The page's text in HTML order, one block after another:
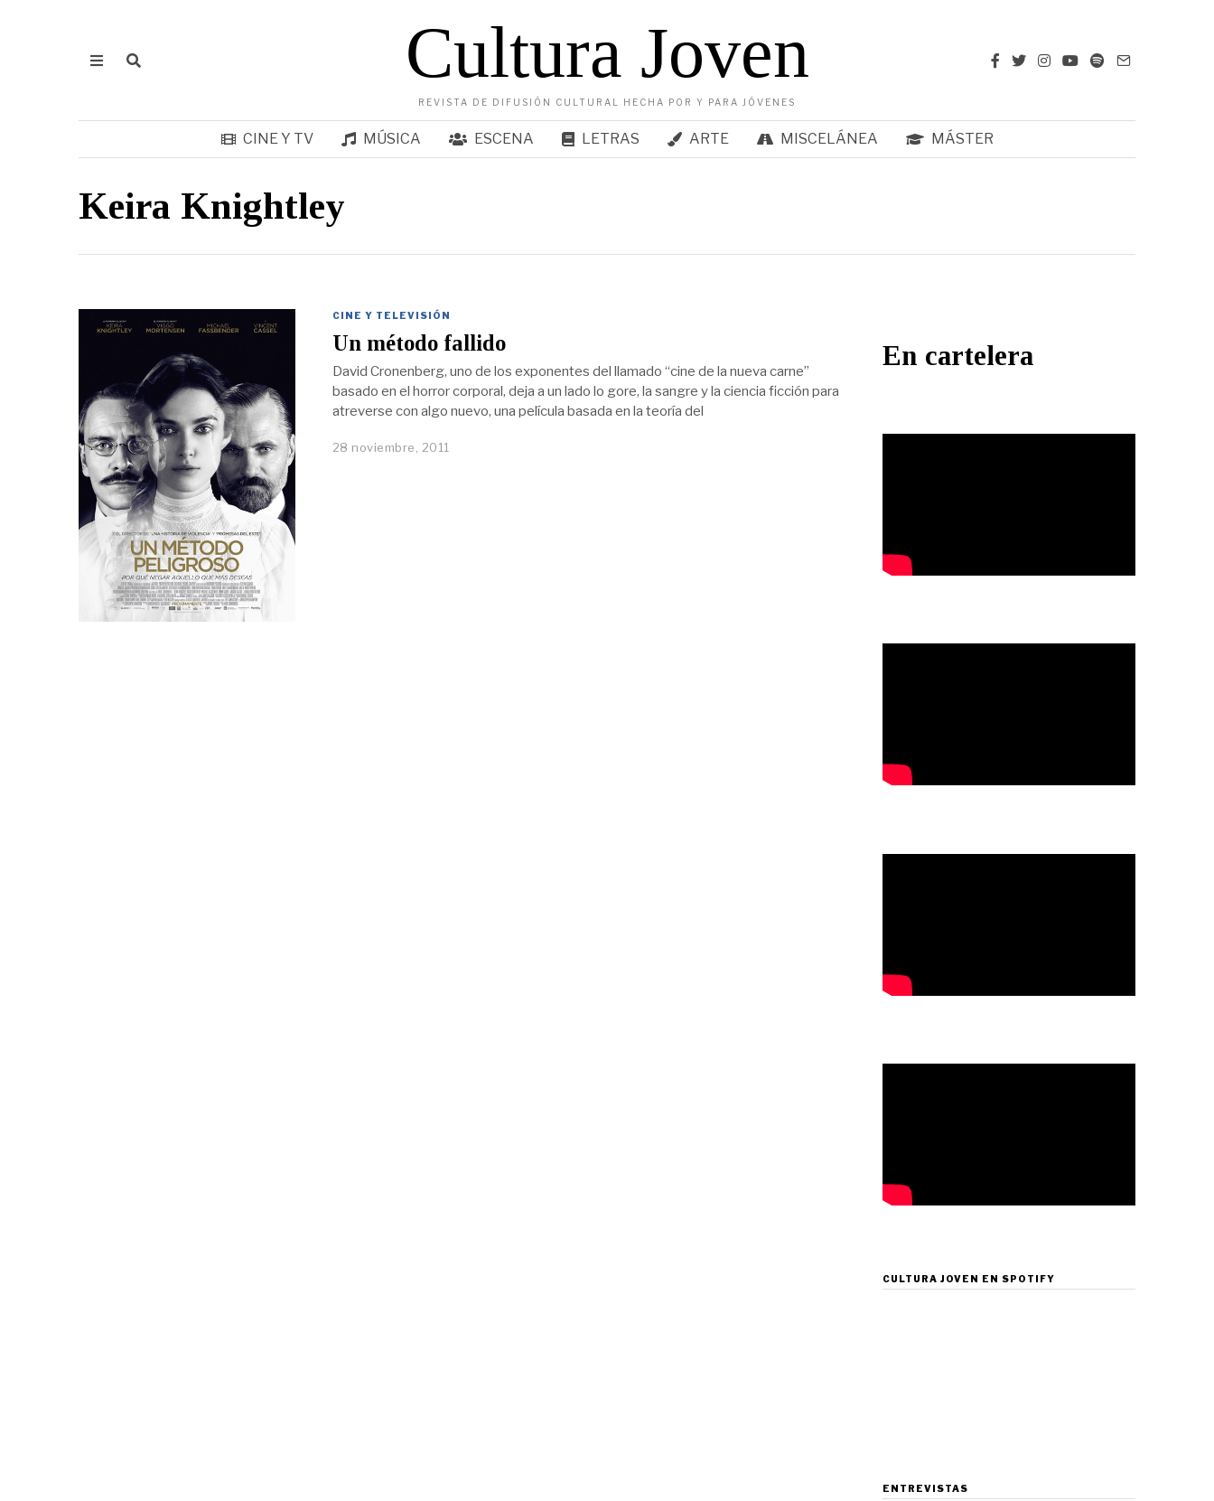
Cultura Joven
REVISTA DE DIFUSIÓN CULTURAL HECHA POR Y PARA JÓVENES
CINE Y TV MÚSICA ESCENA LETRAS ARTE MISCELÁNEA MÁSTER
Keira Knightley
CINE Y TELEVISIÓN
Un método fallido
David Cronenberg, uno de los exponentes del llamado “cine de la nueva carne”
basado en el horror corporal, deja a un lado lo gore, la sangre y la ciencia ficción para
atreverse con algo nuevo, una película basada en la teoría del
28 noviembre, 2011
En cartelera
CULTURA JOVEN EN SPOTIFY
ENTREVISTAS